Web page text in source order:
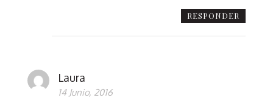
RESPONDER
Laura
14 Junio, 2016